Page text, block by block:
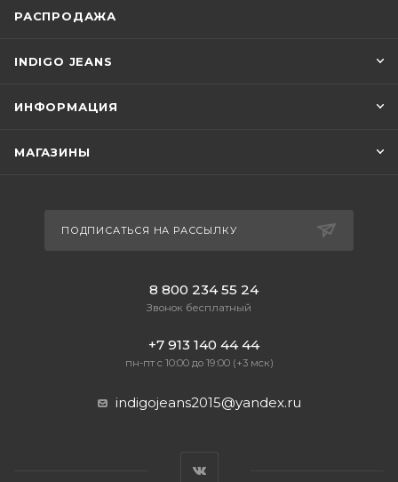
РАСПРОДАЖА
INDIGO JEANS
ИНФОРМАЦИЯ
МАГАЗИНЫ
ПОДПИСАТЬСЯ НА РАССЫЛКУ
8 800 234 55 24
Звонок бесплатный
+7 913 140 44 44
пн-пт с 10:00 до 19:00 (+3 мск)
indigojeans2015@yandex.ru